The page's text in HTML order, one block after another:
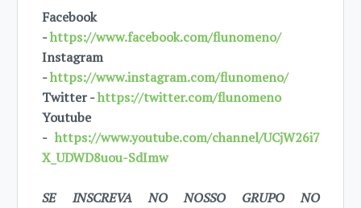
Facebook
-https://www.facebook.com/flunomeno/
Instagram
-https://www.instagram.com/flunomeno/
Twitter -https://twitter.com/flunomeno
Youtube
-https://www.youtube.com/channel/UCjW26i7
X_UDWD8uou-SdImw
SE INSCREVA NO NOSSO GRUPO NO